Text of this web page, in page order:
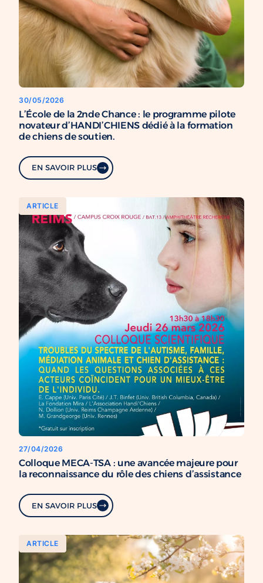
30/05/2026
L’École de la 2nde Chance : le programme pilote
novateur d’HANDI’CHIENS dédié à la formation
de chiens de soutien.
EN SAVOIR PLUS
ARTICLE
27/04/2026
Colloque MECA-TSA : une avancée majeure pour
la reconnaissance du rôle des chiens d’assistance
EN SAVOIR PLUS
ARTICLE